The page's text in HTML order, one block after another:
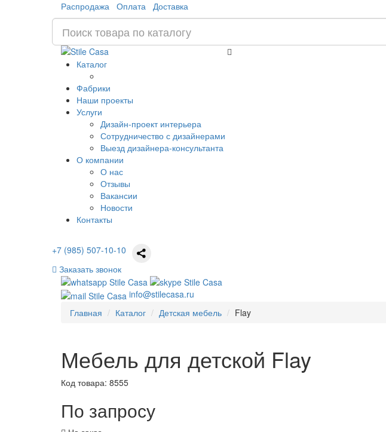
Распродажа Оплата Доставка
Каталог
Фабрики
Наши проекты
Услуги
Дизайн-проект интерьера
Сотрудничество с дизайнерами
Выезд дизайнера-консультанта
О компании
О нас
Отзывы
Вакансии
Новости
Контакты
+7 (985) 507-10-10
Заказать звонок
info@stilecasa.ru
Главная
Каталог Детская мебель Flay
Мебель для детской Flay
Код товара: 8555
По запросу